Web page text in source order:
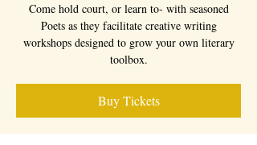
Come hold court, or learn to- with seasoned
Poets as they facilitate creative writing
workshops designed to grow your own literary
toolbox.
Buy Tickets